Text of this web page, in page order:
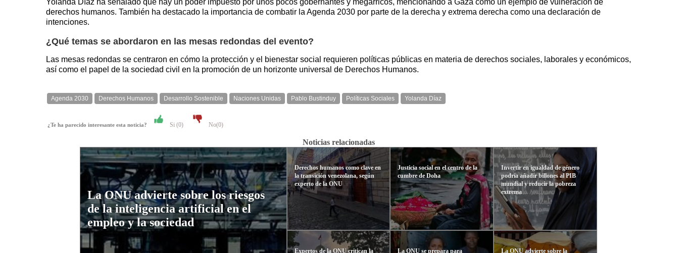
Yolanda Díaz ha señalado que hay un poder impuesto por unos pocos gobernantes y megarricos, mencionando a Gaza como un ejemplo de vulneración de
derechos humanos. También ha destacado la importancia de combatir la Agenda 2030 por parte de la derecha y extrema derecha como una declaración de
intenciones.
¿Qué temas se abordaron en las mesas redondas del evento?
Las mesas redondas se centraron en cómo la protección y el bienestar social requieren políticas públicas en materia de derechos sociales, laborales y económicos,
así como el papel de la sociedad civil en la promoción de un horizonte universal de Derechos Humanos.
Agenda 2030 Derechos Humanos Desarrollo Sostenible Naciones Unidas Pablo Bustinduy Políticas Sociales Yolanda Díaz
¿Te ha parecido interesante esta noticia? Si (0) No(0)
Noticias relacionadas
La ONU advierte sobre los riesgos
de la inteligencia artificial en el
empleo y la sociedad
Derechos humanos como clave en
la transición venezolana, según
experto de la ONU
Expertos de la ONU critican la
Justicia social en el centro de la
cumbre de Doha
La ONU se prepara para
Invertir en igualdad de género
podría añadir billones al PIB
mundial y reducir la pobreza
extrema
La ONU advierte sobre la